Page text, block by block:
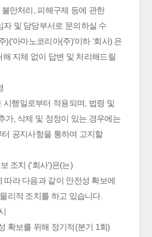
만처리, 피해구제 등에 관한
및 담당부서로 문의하실 수
아마노코리아(주)’이하 ‘회사) 은
지체 없이 답변 및 처리해드릴
행일로부터 적용되며, 법령 및
가, 삭제 및 정정이 있는 경우에는
공지사항을 통하여 고지할
조치 ('회사')은(는)
따라 다음과 같이 안전성 확보에
리적 조치를 하고 있습니다.
확보를 위해 정기적(분기 1회)